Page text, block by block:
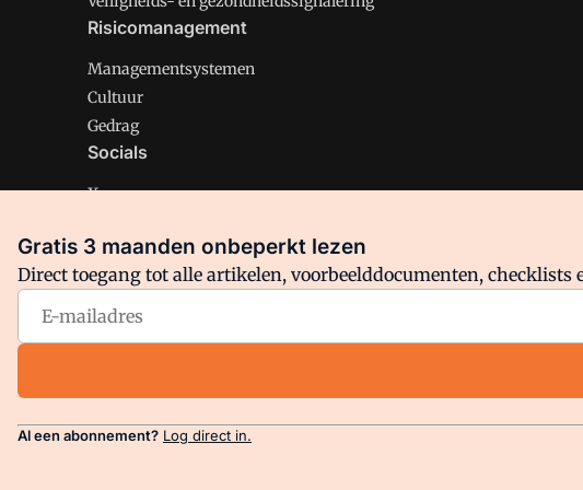
Risicomanagement
Managementsystemen
Cultuur
Gedrag
Socials
X
Facebook
Arbo is onderdeel van VMN media. Lees inons manifestwaar VMN
Gratis 3 maanden onbeperkt lezen
Direct toegang tot alle artikelen, voorbeelddocumenten, checklists
Al een abonnement? Log direct in.